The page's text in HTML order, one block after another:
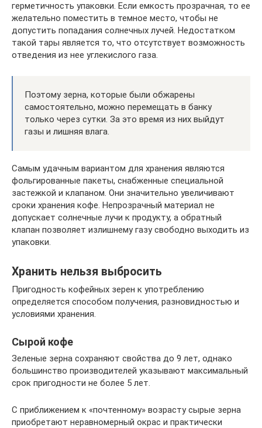
герметичность упаковки. Если емкость прозрачная, то ее
желательно поместить в темное место, чтобы не
допустить попадания солнечных лучей. Недостатком
такой тары является то, что отсутствует возможность
отведения из нее углекислого газа.
Поэтому зерна, которые были обжарены
самостоятельно, можно перемещать в банку
только через сутки. За это время из них выйдут
газы и лишняя влага.
Самым удачным вариантом для хранения являются
фольгированные пакеты, снабженные специальной
застежкой и клапаном. Они значительно увеличивают
сроки хранения кофе. Непрозрачный материал не
допускает солнечные лучи к продукту, а обратный
клапан позволяет излишнему газу свободно выходить из
упаковки.
Хранить нельзя выбросить
Пригодность кофейных зерен к употреблению
определяется способом получения, разновидностью и
условиями хранения.
Сырой кофе
Зеленые зерна сохраняют свойства до 9 лет, однако
большинство производителей указывают максимальный
срок пригодности не более 5 лет.
С приближением к «почтенному» возрасту сырые зерна
приобретают неравномерный окрас и практически